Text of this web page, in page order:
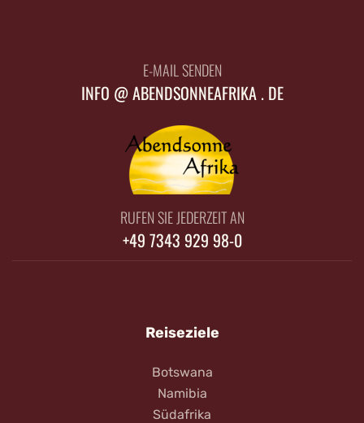
E-MAIL SENDEN
INFO @ ABENDSONNEAFRIKA . DE
RUFEN SIE JEDERZEIT AN
+49 7343 929 98-0
Reiseziele
Botswana
Namibia
Südafrika